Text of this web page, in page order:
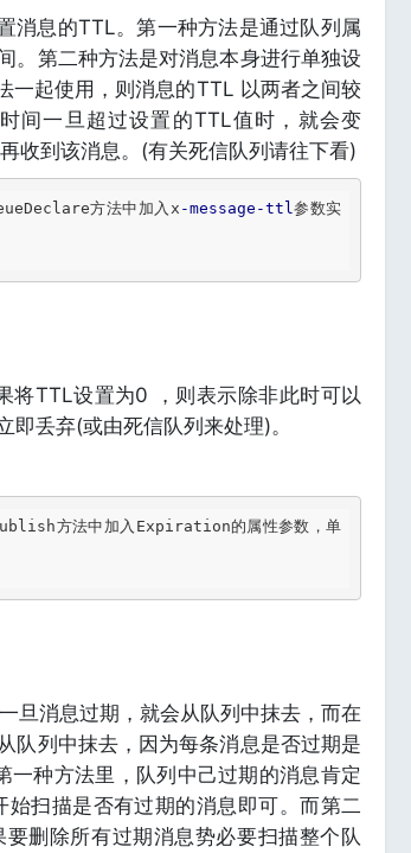
消息的TTL。第一种方法是通过队列属
。第二种方法是对消息本身进行单独设
一起使用，则消息的TTL 以两者之间较
间一旦超过设置的TTL值时，就会变
收到该消息。(有关死信队列请往下看)
方法中加入x -message -ttl参数实
将TTL设置为0 ，则表示除非此时可以
丢弃(或由死信队列来处理)。
方法中加入Expiration的属性参数，单
旦消息过期，就会从队列中抹去，而在
队列中抹去，因为每条消息是否过期是
种方法里，队列中己过期的消息肯定
扫描是否有过期的消息即可。而第二
删除所有过期消息势必要扫描整个队